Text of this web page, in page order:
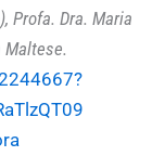
Profa. Dra. Maria